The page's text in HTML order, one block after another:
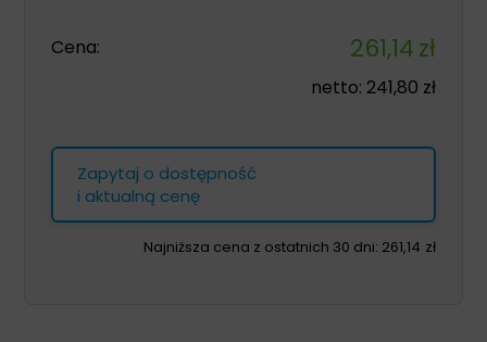
Cena: 261,14zł
netto: 241,80 zł
Zapytaj o dostępność
i aktualną cenę
Najniższa cena z ostatnich 30 dni: 261,14 zł